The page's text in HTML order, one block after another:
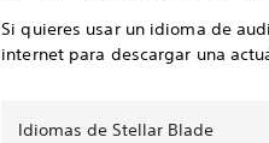
Si quieres usar un idioma de
internet para descargar una
Idiomas de Stellar Blade